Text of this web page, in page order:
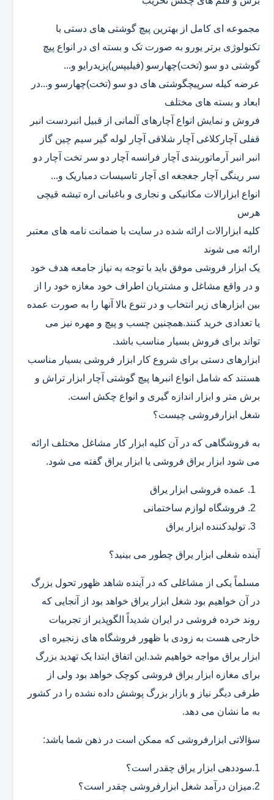
مجموعه ای کامل از بهترین پیچ گوشتی های دستی با
تکنولوژی برتر یورو به صورت تک و بسته ای در انواع پیچ
گوشتی دو سو (تخت)چهارسو (فیلیپس)پزیدرایو و...
عرضه کیله سرپیچگوشتی های دو سو (تخت)چهارسو و...در
ابعاد و بسته های مختلف
فروش و نمایش انواع آچارهای آلمانی از قبیل انبردست انبر
قفلی آچارکلاغی آچار شلاقی آچار لوله گیر سیم چین گاز
انبر انبر آرماتوربندی آچار فرانسه آچار دو سر تخت آچار دو
سر رینگی آچار جغجغه ای آچار تاسیسات دمباریک و...
انواع ابزارالات مکانیکی و نجاری و باغبانی اره تیشه قیچی
هرس
کلیه ابزارالات ارائه شده در سایت با ضمانت نامه های معتبر
ارائه می شوند
یک ابزار فروشی موفق باید با توجه به نیاز جامعه هدف خود
و در واقع مشاغل و مشتریان اطراف خود مغازه خود را از
بین ابزارهای زیر انتخاب و در تنوع بالا آنها را به صورت عمده
یا تعدادی خرید کنند.همچنین چسب و پیچ و مهره نیز می
تواند برای فروش بسیار مناسب باشد.
ابزارهای دستی برای شروع کار ابزار فروشی بسیار مناسب
هستند که شامل انواع انبرها پیچ گوشتی آچار ابزار تراش و
برش متر و ابزار اندازه گیری و انواع چکش است.
شغل ابزارفروشی چیست؟
به فروشگاهی که در آن کلیه ابزار کار مشاغل مختلف ارائه
می شود ابزار یراق فروشی یا ابزار یراق گفته می شود.
عمده فروشی ابزار یراق
فروشگاه لوازم ساختمانی
تولیدکننده ابزار یراق
آینده شغلی ابزار یراق چطور می بینید؟
مسلماً یکی از مشاغلی که در آینده شاهد ظهور تحول بزرگ
در آن خواهیم بود شغل ابزار یراق خواهد بود از آنجایی که
روند خرده فروشی در ایران شدیداً الگوپذیر از تجربیات
خارجی هست به زودی با ظهور فروشگاه های زنجیره ای
ابزار یراق مواجه خواهیم شد.این اتفاق ابتدا یک تهدید بزرگ
برای مغازه ابزار یراق فروشی کوچک خواهد بود ولی از
طرفی دیگر نیاز و بازار بزرگ پوشش داده نشده را در کشور
به ما نشان می دهد.
سؤالاتی ابزارفروشی که ممکن است در ذهن شما باشد:
1.سوددهی ابزار یراق چقدر است؟
2.میزان درآمد شغل ابزارفروشی چقدر است؟